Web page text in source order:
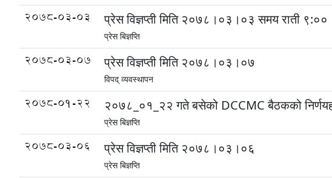
2078-03-03 प्रेस विज्ञप्ती मिति २०७८।०३।०३ समय राती ९:००
प्रेस बिज्ञप्ति
2078-03-07 प्रेस विज्ञप्ती मिति २०७८।०३।०७
विपद् व्यवस्थापन
2078-01-22 २०७८_०१_२२ गते बसेको DCCMC बैठकको
प्रेस बिज्ञप्ति
2078-03-06 प्रेस विज्ञप्ती मिति २०७८।०३।०६
प्रेस बिज्ञप्ति